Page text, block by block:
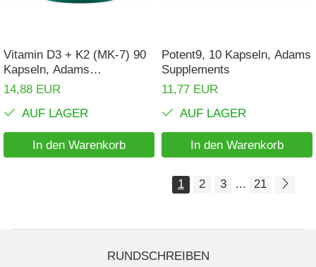
Vitamin D3 + K2 (MK-7) 90
Kapseln, Adams
Supplements
14,88 EUR
AUF LAGER
In den Warenkorb
Potent9, 10 Kapseln, Adams
Supplements
11,77 EUR
AUF LAGER
In den Warenkorb
1 2 3 ... 21
RUNDSCHREIBEN